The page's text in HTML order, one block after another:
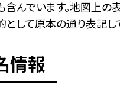
含んでいます。地図上の
として原本の通り表記し
情報